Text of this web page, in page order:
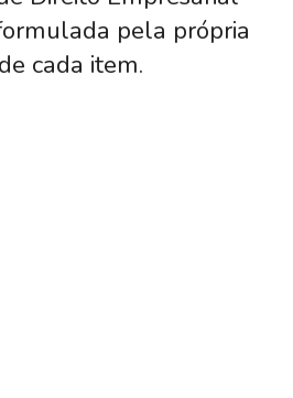
pela própria
cada item.